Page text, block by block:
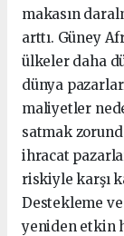
makasın
arttı. Güney
ülkeler daha
dünya
maliyetler
satmak
ihracat
riskiyle karşı
Destekleme
yeniden etkin